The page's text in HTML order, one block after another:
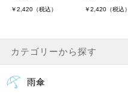
￥2,420（税込） ￥2,420（税込）
カテゴリーから探す
雨傘